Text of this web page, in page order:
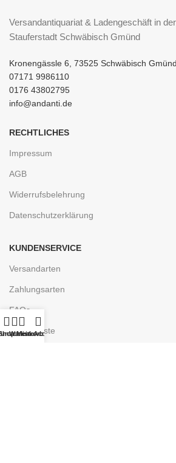
Versandantiquariat & Ladengeschäft in
Stauferstadt Schwäbisch Gmünd
Kronengässle 6, 73525 Schwäbisch Gmünd
07171 9986110
0176 43802795
info@andanti.de
RECHTLICHES
Impressum
AGB
Widerrufsbelehrung
Datenschutzerklärung
KUNDENSERVICE
Versandarten
Zahlungsarten
FAQs
Wunschliste
Warenkorb
Mein Account